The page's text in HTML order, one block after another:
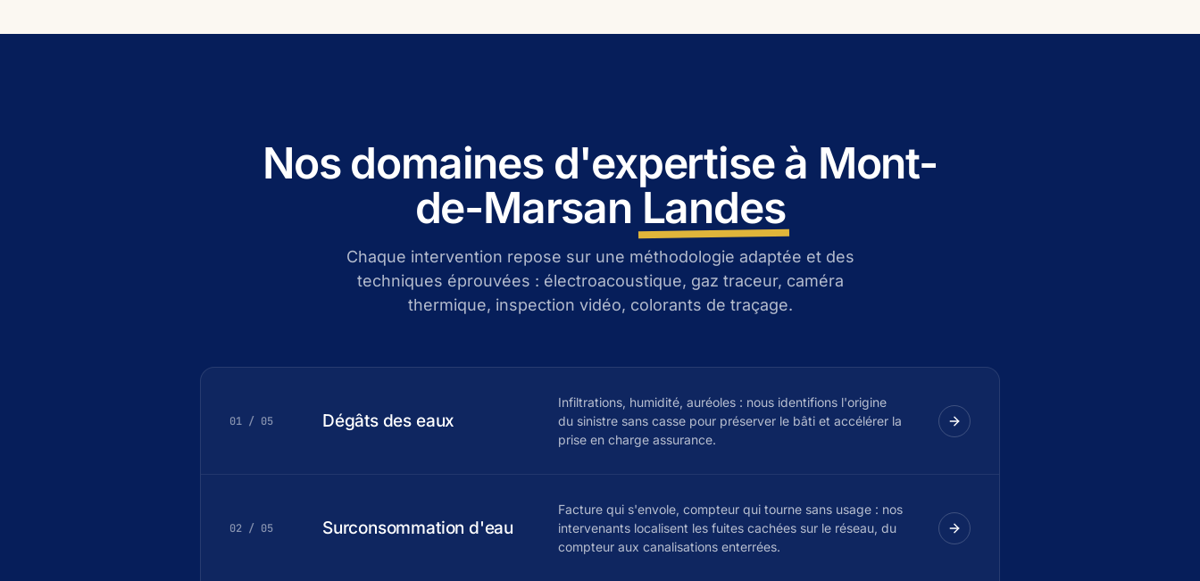
Nos domaines d'expertise à Mont-
de-Marsan Landes
Chaque intervention repose sur une méthodologie adaptée et des
techniques éprouvées : électroacoustique, gaz traceur, caméra
thermique, inspection vidéo, colorants de traçage.
01 / 05 Dégâts des eaux
Infiltrations, humidité, auréoles : nous identifions l'origine
du sinistre sans casse pour préserver le bâti et accélérer la
prise en charge assurance.
02 / 05 Surconsommation d'eau
Facture qui s'envole, compteur qui tourne sans usage : nos
intervenants localisent les fuites cachées sur le réseau, du
compteur aux canalisations enterrées.